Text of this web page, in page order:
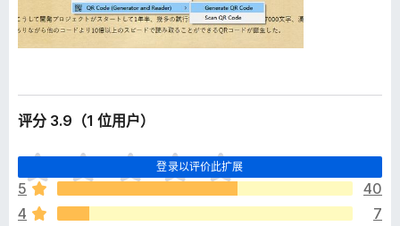
评分 3.9（1 位用户）
登录以评价此扩展
目
前
尚
无
5
40
4
7